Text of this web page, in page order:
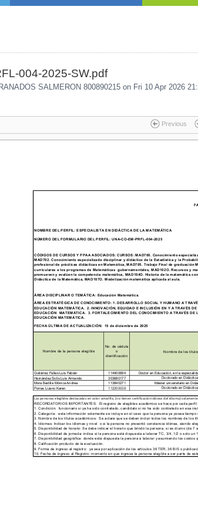
004-2025-SW.pdf
SALMERON 800890215 on Fri 10 Apr 2026
Previous
FECHA ÚLTIMA DE ACTUALIZACIÓN:  15 de diciembre de 2025
Gutiérrez Fallas Luis Fabián 114400694 Doctor en Educación, en la
Hernández Solís Luis Armando 303680177 Doctorado en
Mora Badilla Mónica Andrea 113840271 Máster universitario en
Porras Lizano Karen 112200038 Doctorado en
NÚMERO DEL FORMULARIO DEL PERFIL: UNA-CO-EM-PRFL-004-2025
Nombre de la persona elegible
No. de cédula
o
identificación
Nombre de los
ÁREA ESTRATÉGICA DE CONOCIMIENTO: 1. DESARROLLO SOCIAL Y HUMANO A
EDUCACIÓN MATEMÁTICA.  2. INNOVACIÓN, EQUIDAD E INCLUSIÓN EN Y A TRAVÉS
EDUCACIÓN  MATEMÁTICA.  3. FORTALECIMIENTO DEL CONOCIMIENTO A TRAVÉS
EDUCACIÓN MATEMÁTICA.
ÁREA DISCIPLINAR O TEMÁTICA: Educación Matemática.
RECORDATORIOS IMPORTANTES:  El registro de elegibles académico se hace por cada
1. Condición:  funcionario si ya ha sido contratado, candidato si no ha sido contratado en esa
2. Categoría:  esta información solamente se incluye en el caso que la persona ya posea tiempo
3. Nombre de los títulos académicos:  Se aclara que se deben incluir todos los nombres de los
4. Idiomas: Indicar los idiomas y nivel  o si la persona no presentó constancia idónea, siendo
Las personas elegibles destacadas en color amarillo, (no tienen certificación idónea del idioma)
CÓDIGOS DE CURSOS Y PPAA ASOCIADOS: CURSOS: MAD700. Conocimiento
MAD702. Conocimiento especializado disciplinar y didáctico de la Estadística y la
profesional de prácticas didácticas en Matemática, MAD705. Trabajo Final de
curriculares a los programas de Matemáticas  gubernamentales, MAD102O. Recursos y
promueven y evalúen la competencia matemática, MAD104O. Historia de la matemática
Didáctica de la Matemática, MAD107O. Modelización matemática aplicada al aula.
NOMBRE DEL PERFIL: ESPECIALISTA EN DIDÁCTICA DE LA MATEMÁTICA
7. Disponibilidad geográfica: donde está dispuesta la persona a laborar y asumiendo los costos
8. Calificación producto de la evaluación.
9. Forma de ingreso al registro:  ya sea por aplicación de los artículos 36 TER, 36 BIS o
10. Fecha de ingreso al Registro: momento en que ingresa la persona elegible a ser parte de
5. Disponibilidad de horario: Se debe indicar el horario que brindó la persona, si es diurno (de
6. Disponibilidad de jornada: indica si la persona está dispuesta a laborar TC, 3/4, 1/2 o solo un